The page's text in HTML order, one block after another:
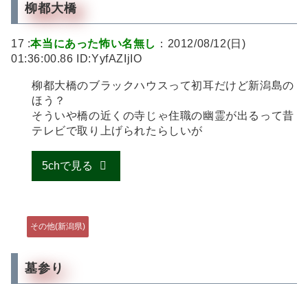
柳都大橋
17 :本当にあった怖い名無し ：2012/08/12(日)
01:36:00.86 ID:YyfAZIjIO
柳都大橋のブラックハウスって初耳だけど新潟島の
ほう？
そういや橋の近くの寺じゃ住職の幽霊が出るって昔
テレビで取り上げられたらしいが
5chで見る
その他(新潟県)
墓参り